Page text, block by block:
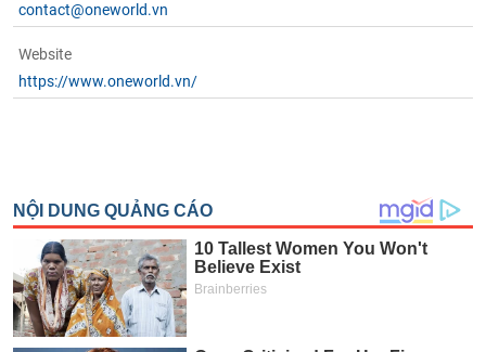
contact@oneworld.vn
Website
https://www.oneworld.vn/